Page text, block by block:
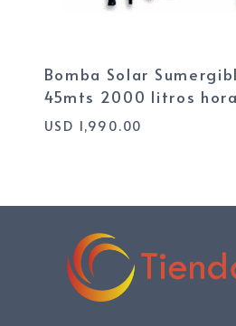
Bomba Solar
45mts 2000 litros hora
USD 1,990.00